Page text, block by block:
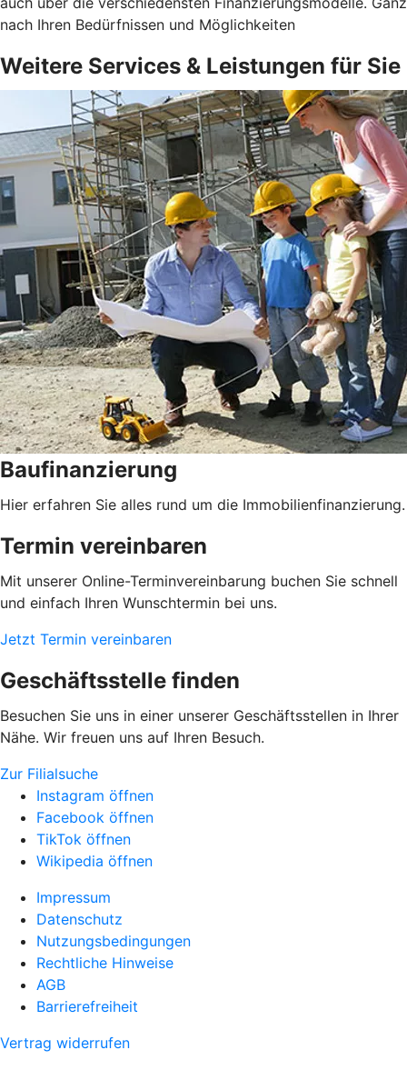
nach Ihren Bedürfnissen und Möglichkeiten
Weitere Services & Leistungen für Sie
Baufinanzierung
Hier erfahren Sie alles rund um die Immobilienfinanzierung.
Termin vereinbaren
Mit unserer Online-Terminvereinbarung buchen Sie schnell
und einfach Ihren Wunschtermin bei uns.
Jetzt Termin vereinbaren
Geschäftsstelle finden
Besuchen Sie uns in einer unserer Geschäftsstellen in Ihrer
Nähe. Wir freuen uns auf Ihren Besuch.
Zur Filialsuche
Instagram öffnen
Facebook öffnen
TikTok öffnen
Wikipedia öffnen
Impressum
Datenschutz
Nutzungsbedingungen
Rechtliche Hinweise
AGB
Barrierefreiheit
Vertrag widerrufen